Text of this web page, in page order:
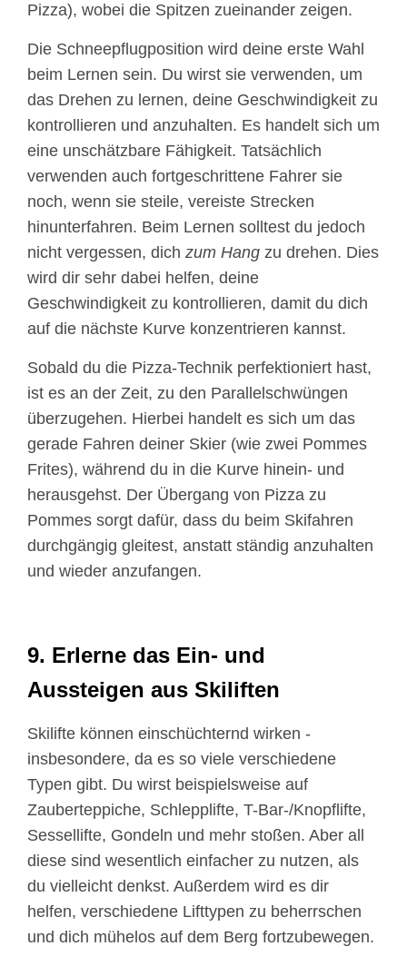
Pizza), wobei die Spitzen zueinander zeigen.
Die Schneepflugposition wird deine erste Wahl
beim Lernen sein. Du wirst sie verwenden, um
das Drehen zu lernen, deine Geschwindigkeit zu
kontrollieren und anzuhalten. Es handelt sich um
eine unschätzbare Fähigkeit. Tatsächlich
verwenden auch fortgeschrittene Fahrer sie
noch, wenn sie steile, vereiste Strecken
hinunterfahren. Beim Lernen solltest du jedoch
nicht vergessen, dich zum Hang zu drehen. Dies
wird dir sehr dabei helfen, deine
Geschwindigkeit zu kontrollieren, damit du dich
auf die nächste Kurve konzentrieren kannst.
Sobald du die Pizza-Technik perfektioniert hast,
ist es an der Zeit, zu den Parallelschwüngen
überzugehen. Hierbei handelt es sich um das
gerade Fahren deiner Skier (wie zwei Pommes
Frites), während du in die Kurve hinein- und
herausgehst. Der Übergang von Pizza zu
Pommes sorgt dafür, dass du beim Skifahren
durchgängig gleitest, anstatt ständig anzuhalten
und wieder anzufangen.
9. Erlerne das Ein- und
Aussteigen aus Skiliften
Skilifte können einschüchternd wirken -
insbesondere, da es so viele verschiedene
Typen gibt. Du wirst beispielsweise auf
Zauberteppiche, Schlepplifte, T-Bar-/Knopflifte,
Sessellifte, Gondeln und mehr stoßen. Aber all
diese sind wesentlich einfacher zu nutzen, als
du vielleicht denkst. Außerdem wird es dir
helfen, verschiedene Lifttypen zu beherrschen
und dich mühelos auf dem Berg fortzubewegen.